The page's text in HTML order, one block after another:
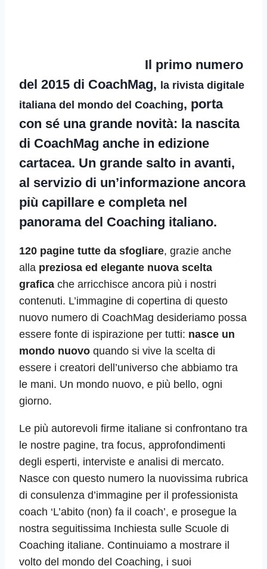
Il primo numero
del 2015 di CoachMag, la rivista digitale
italiana del mondo del Coaching, porta
con sé una grande novità: la nascita
di CoachMag anche in edizione
cartacea. Un grande salto in avanti,
al servizio di un’informazione ancora
più capillare e completa nel
panorama del Coaching italiano.
120 pagine tutte da sfogliare, grazie anche
alla preziosa ed elegante nuova scelta
grafica che arricchisce ancora più i nostri
contenuti. L’immagine di copertina di questo
nuovo numero di CoachMag desideriamo possa
essere fonte di ispirazione per tutti: nasce un
mondo nuovo quando si vive la scelta di
essere i creatori dell’universo che abbiamo tra
le mani. Un mondo nuovo, e più bello, ogni
giorno.
Le più autorevoli firme italiane si confrontano tra
le nostre pagine, tra focus, approfondimenti
degli esperti, interviste e analisi di mercato.
Nasce con questo numero la nuovissima rubrica
di consulenza d’immagine per il professionista
coach ‘L’abito (non) fa il coach’, e prosegue la
nostra seguitissima Inchiesta sulle Scuole di
Coaching italiane. Continuiamo a mostrare il
volto del mondo del Coaching, i suoi